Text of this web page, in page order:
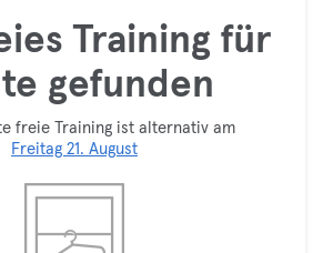
Training für
gefunden
freie Training ist alternativ am
Freitag 21. August